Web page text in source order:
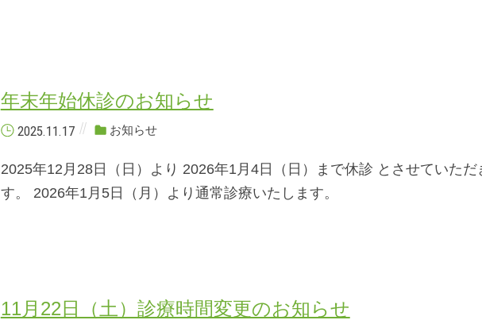
年末年始休診のお知らせ
2025.11.17 お知らせ
2025年12月28日（日）より 2026年1月4日（日）まで休診 とさせていただ
す。 2026年1月5日（月）より通常診療いたします。
11月22日（土）診療時間変更のお知らせ